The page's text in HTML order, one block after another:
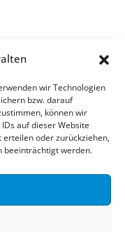
wir Technologien
bzw. darauf
können wir
auf dieser Website
oder zurückziehen,
beeinträchtigt werden.